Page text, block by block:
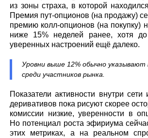
из зоны страха, в которой
Премия пут-опционов (на продажу)
премию колл-опционов (на покупку)
ниже 15% неделей ранее, хотя
уверенных настроений ещё далеко.
Уровни выше 12% обычно указывают
среди участников рынка.
Показатели активности внутри
деривативов пока рисуют скорее
комиссии низкие, уверенности в
Но потенциал роста эфириума
этих метриках, а на реальном